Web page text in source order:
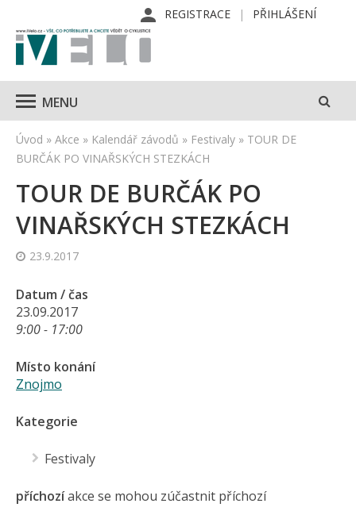
REGISTRACE PŘIHLÁŠENÍ
MENU
Úvod » Akce » Kalendář závodů » Festivaly » TOUR DE
BURČÁK PO VINAŘSKÝCH STEZKÁCH
TOUR DE BURČÁK PO
VINAŘSKÝCH STEZKÁCH
23.9.2017
Datum / čas
23.09.2017
9:00 - 17:00
Místo konání
Znojmo
Kategorie
Festivaly
příchozíakce se mohou zúčastnit příchozí